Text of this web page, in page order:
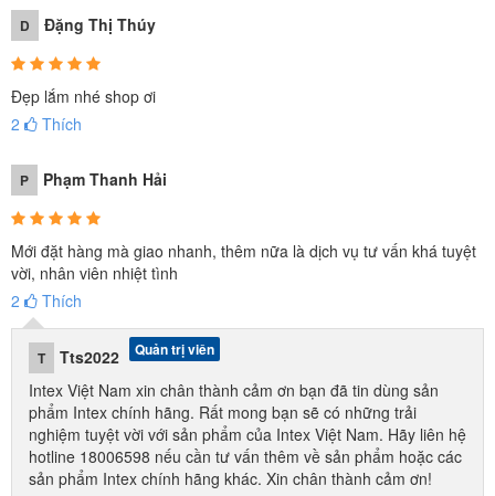
D Đặng Thị Thúy
Đẹp lắm nhé shop ơi
2
Thích
P Phạm Thanh Hải
Mới đặt hàng mà giao nhanh, thêm nữa là dịch vụ tư vấn khá tuyệt
vời, nhân viên nhiệt tình
2
Thích
T Tts2022 Quản trị viên
Intex Việt Nam xin chân thành cảm ơn bạn đã tin dùng sản
phẩm Intex chính hãng. Rất mong bạn sẽ có những trải
nghiệm tuyệt vời với sản phẩm của Intex Việt Nam. Hãy liên hệ
hotline 18006598 nếu cần tư vấn thêm về sản phẩm hoặc các
sản phẩm Intex chính hãng khác. Xin chân thành cảm ơn!